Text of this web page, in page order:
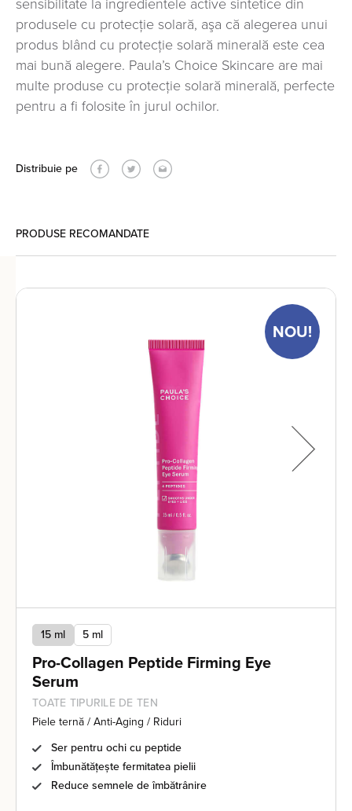
sensibilitate la ingredientele active sintetice din
produsele cu protecţie solară, aşa că alegerea unui
produs blând cu protecţie solară minerală este cea
mai bună alegere. Paula’s Choice Skincare are mai
multe produse cu protecţie solară minerală, perfecte
pentru a fi folosite în jurul ochilor.
Distribuie pe
PRODUSE RECOMANDATE
NOU!
15 ml 5 ml
Pro-Collagen Peptide Firming Eye
Serum
TOATE TIPURILE DE TEN
Piele ternă / Anti-Aging / Riduri
Ser pentru ochi cu peptide
Îmbunătățește fermitatea pielii
Reduce semnele de îmbătrânire